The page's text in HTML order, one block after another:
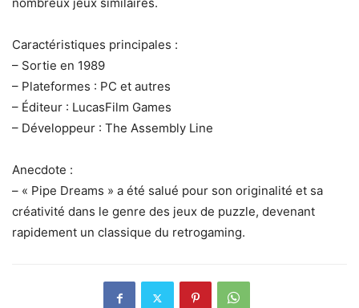
Caractéristiques principales :
– Sortie en 1989
– Plateformes : PC et autres
– Éditeur : LucasFilm Games
– Développeur : The Assembly Line
Anecdote :
– « Pipe Dreams » a été salué pour son originalité et sa
créativité dans le genre des jeux de puzzle, devenant
rapidement un classique du retrogaming.